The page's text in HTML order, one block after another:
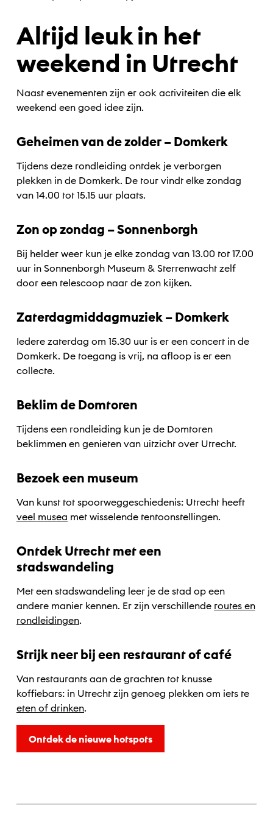
Altijd leuk in het
weekend in Utrecht
Naast evenementen zijn er ook activiteiten die elk
weekend een goed idee zijn.
Geheimen van de zolder – Domkerk
Tijdens deze rondleiding ontdek je verborgen
plekken in de Domkerk. De tour vindt elke zondag
van 14.00 tot 15.15 uur plaats.
Zon op zondag – Sonnenborgh
Bij helder weer kun je elke zondag van 13.00 tot 17.00
uur in Sonnenborgh Museum & Sterrenwacht zelf
door een telescoop naar de zon kijken.
Zaterdagmiddagmuziek – Domkerk
Iedere zaterdag om 15.30 uur is er een concert in de
Domkerk. De toegang is vrij, na afloop is er een
collecte.
Beklim de Domtoren
Tijdens een rondleiding kun je de Domtoren
beklimmen en genieten van uitzicht over Utrecht.
Bezoek een museum
Van kunst tot spoorweggeschiedenis: Utrecht heeft
veel musea met wisselende tentoonstellingen.
Ontdek Utrecht met een
stadswandeling
Met een stadswandeling leer je de stad op een
andere manier kennen. Er zijn verschillende routes en
rondleidingen.
Strijk neer bij een restaurant of café
Van restaurants aan de grachten tot knusse
koffiebars: in Utrecht zijn genoeg plekken om iets te
eten of drinken.
Ontdek de nieuwe hotspots